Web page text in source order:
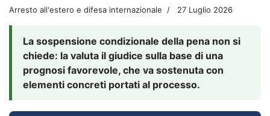
Arresto all'estero e difesa internazionale 27 Luglio 2026
La sospensione condizionale della pena non si
chiede: la valuta il giudice sulla base di una
prognosi favorevole, che va sostenuta con
elementi concreti portati al processo.